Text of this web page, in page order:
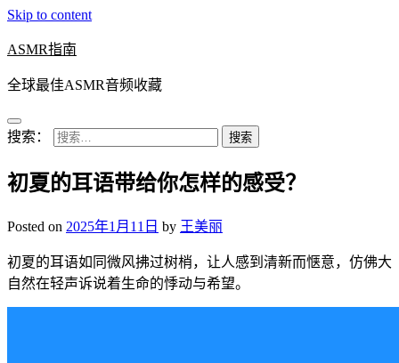
Skip to content
ASMR指南
全球最佳ASMR音频收藏
搜索：
初夏的耳语带给你怎样的感受？
Posted on 2025年1月11日 by 王美丽
初夏的耳语如同微风拂过树梢，让人感到清新而惬意，仿佛大
自然在轻声诉说着生命的悸动与希望。